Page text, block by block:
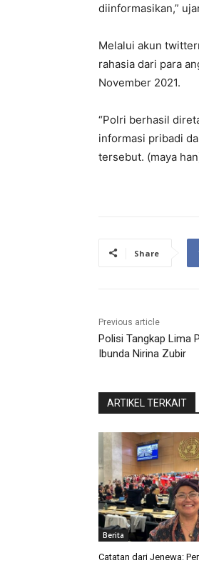
diinformasikan,”
Melalui akun
rahasia dari para
November 2021.
“Polri berhasil
informasi pribadi
tersebut. (maya
Share
Previous article
Polisi Tangkap Lima
Ibunda Nirina Zubir
ARTIKEL TERKAIT
Berita
Catatan dari Jenewa: